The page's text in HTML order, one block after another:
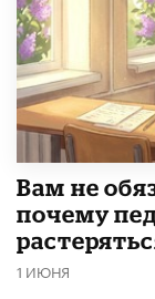
​Вам не
почему
1 ИЮНЯ